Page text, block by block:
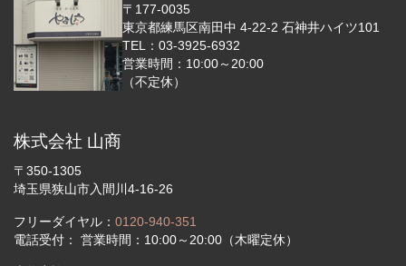
〒177-0035
東京都練馬区南田中 4-22-2 石神井ハイツ101
TEL：03-3925-6932
営業時間：10:00～20:00
（不定休）
株式会社 山商
〒350-1305
埼玉県狭山市入間川4-16-26
フリーダイヤル： 0120-940-351
電話受付： 営業時間：10:00～20:00（木曜定休）